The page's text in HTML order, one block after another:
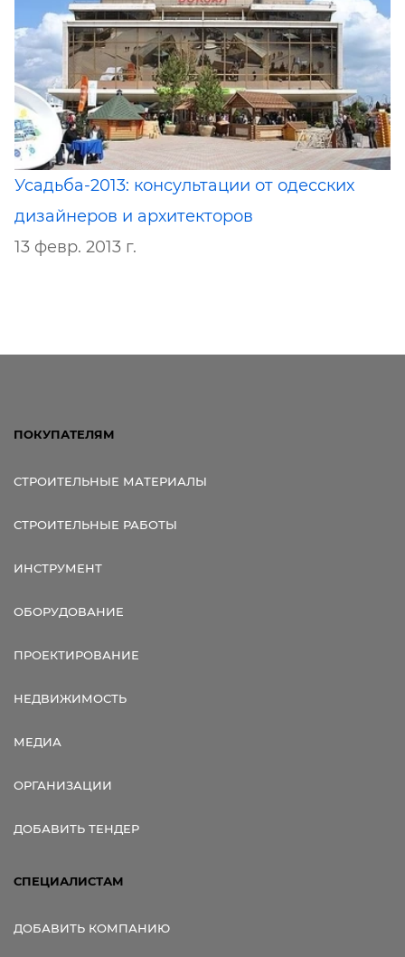
Усадьба-2013: консультации от одесских
дизайнеров и архитекторов
13 февр. 2013 г.
ПОКУПАТЕЛЯМ
СТРОИТЕЛЬНЫЕ МАТЕРИАЛЫ
СТРОИТЕЛЬНЫЕ РАБОТЫ
ИНСТРУМЕНТ
ОБОРУДОВАНИЕ
ПРОЕКТИРОВАНИЕ
НЕДВИЖИМОСТЬ
МЕДИА
ОРГАНИЗАЦИИ
ДОБАВИТЬ ТЕНДЕР
СПЕЦИАЛИСТАМ
ДОБАВИТЬ КОМПАНИЮ